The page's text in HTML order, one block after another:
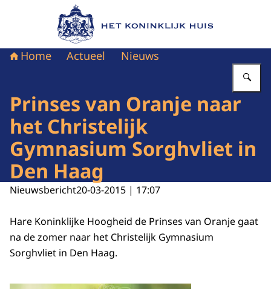
Naar de homepage van Het Koninklijk Huis
Home Actueel Nieuws
Prinses van Oranje naar
het Christelijk
Gymnasium Sorghvliet in
Den Haag
Nieuwsbericht20-03-2015 | 17:07
Hare Koninklijke Hoogheid de Prinses van Oranje gaat
na de zomer naar het Christelijk Gymnasium
Sorghvliet in Den Haag.